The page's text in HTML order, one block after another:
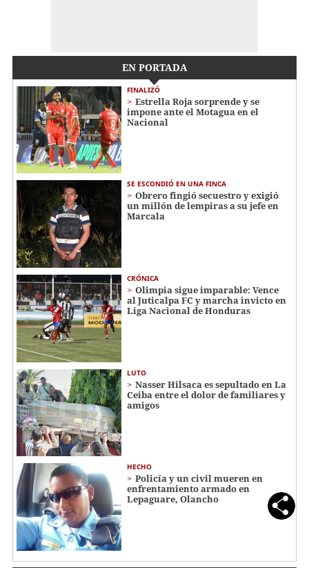
EN PORTADA
FINALIZÓ
Estrella Roja sorprende y se
impone ante el Motagua en el
Nacional
SE ESCONDIÓ EN UNA FINCA
Obrero fingió secuestro y exigió
un millón de lempiras a su jefe en
Marcala
CRÓNICA
Olimpia sigue imparable: Vence
al Juticalpa FC y marcha invicto en
Liga Nacional de Honduras
LUTO
Nasser Hilsaca es sepultado en La
Ceiba entre el dolor de familiares y
amigos
HECHO
Policía y un civil mueren en
enfrentamiento armado en
Lepaguare, Olancho